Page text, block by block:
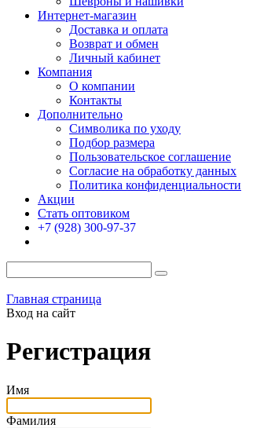
Интернет-магазин
Доставка и оплата
Возврат и обмен
Личный кабинет
Компания
О компании
Контакты
Дополнительно
Символика по уходу
Подбор размера
Пользовательское соглашение
Согласие на обработку данных
Политика конфиденциальности
Акции
Стать оптовиком
+7 (928) 300-97-37
Главная страница
Вход на сайт
Регистрация
Имя
Фамилия